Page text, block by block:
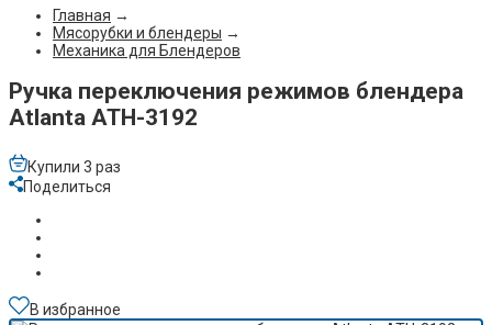
Главная →
Мясорубки и блендеры →
Механика для Блендеров
Ручка переключения режимов блендера
Atlanta ATH-3192
Купили 3 раз
Поделиться
В избранное